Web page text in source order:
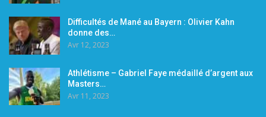
Difficultés de Mané au Bayern : Olivier Kahn
donne des…
Avr 12, 2023
Athlétisme – Gabriel Faye médaillé d’argent aux
Masters…
Avr 11, 2023